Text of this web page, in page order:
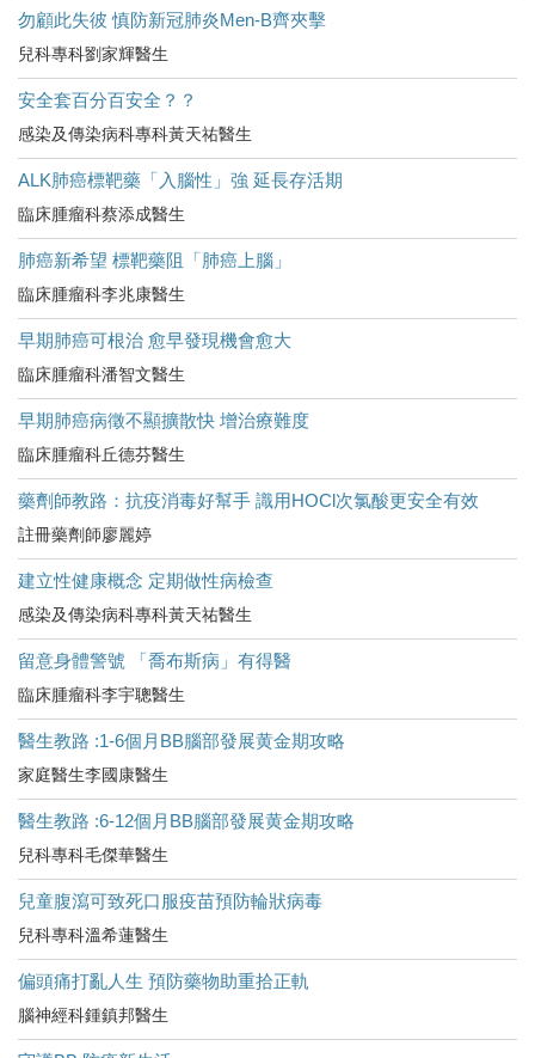
勿顧此失彼 慎防新冠肺炎Men-B齊夾擊
兒科專科劉家輝醫生
安全套百分百安全？？
感染及傳染病科專科黃天祐醫生
ALK肺癌標靶藥「入腦性」強 延長存活期
臨床腫瘤科蔡添成醫生
肺癌新希望 標靶藥阻「肺癌上腦」
臨床腫瘤科李兆康醫生
早期肺癌可根治 愈早發現機會愈大
臨床腫瘤科潘智文醫生
早期肺癌病徵不顯擴散快 增治療難度
臨床腫瘤科丘德芬醫生
藥劑師教路：抗疫消毒好幫手 識用HOCl次氯酸更安全有效
註冊藥劑師廖麗婷
建立性健康概念 定期做性病檢查
感染及傳染病科專科黃天祐醫生
留意身體警號 「喬布斯病」有得醫
臨床腫瘤科李宇聰醫生
醫生教路 :1-6個月BB腦部發展黄金期攻略
家庭醫生李國康醫生
醫生教路 :6-12個月BB腦部發展黄金期攻略
兒科專科毛傑華醫生
兒童腹瀉可致死口服疫苗預防輪狀病毒
兒科專科溫希蓮醫生
偏頭痛打亂人生 預防藥物助重拾正軌
腦神經科鍾鎮邦醫生